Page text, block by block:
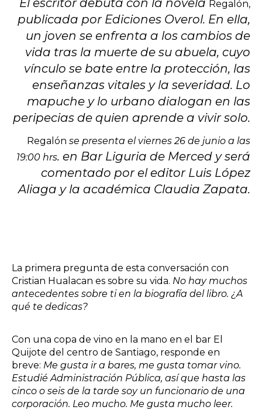
Regalón,
publicada por Ediciones Overol. En ella,
un joven se enfrenta a los cambios de
vida tras la muerte de su abuela, cuyo
vínculo se bate entre la protección, las
enseñanzas vitales y la severidad. Lo
mapuche y lo urbano dialogan en las
peripecias de quien aprende a vivir solo.
Regalón se presenta el viernes 26 de junio a las
19:00 hrs. en Bar Liguria de Merced y será
comentado por el editor Luis López
Aliaga y la académica Claudia Zapata.
La primera pregunta de esta conversación con
Cristian Hualacan es sobre su vida. No hay muchos
antecedentes sobre ti en la biografía del libro. ¿A
qué te dedicas?
Con una copa de vino en la mano en el bar El
Quijote del centro de Santiago, responde en
breve: Me gusta ir a bares, me gusta tomar vino.
Estudié Administración Pública, así que hasta las
cinco o seis de la tarde soy un funcionario de una
corporación. Leo mucho. Me gusta mucho leer.